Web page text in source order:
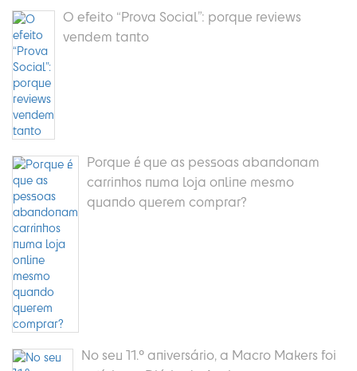
O efeito “Prova Social”: porque reviews
vendem tanto
Porque é que as pessoas abandonam
carrinhos numa loja online mesmo
quando querem comprar?
No seu 11.º aniversário, a Macro Makers foi